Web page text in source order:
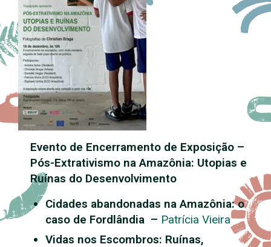
Evento de Encerramento de Exposição –
Pós-Extrativismo na Amazônia: Utopias e
Ruínas do Desenvolvimento
Cidades abandonadas na Amazônia: o
caso de Fordlândia – Patrícia Vieira
Vidas nos Escombros: Ruínas,